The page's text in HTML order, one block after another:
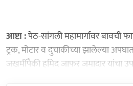
आष्टा :पेठ-सांगली महामार्गावर बावची
ट्रक, मोटार व दुचाकीच्या झालेल्या
जखमींपैकी हमिद जाफर जमादार यांचा